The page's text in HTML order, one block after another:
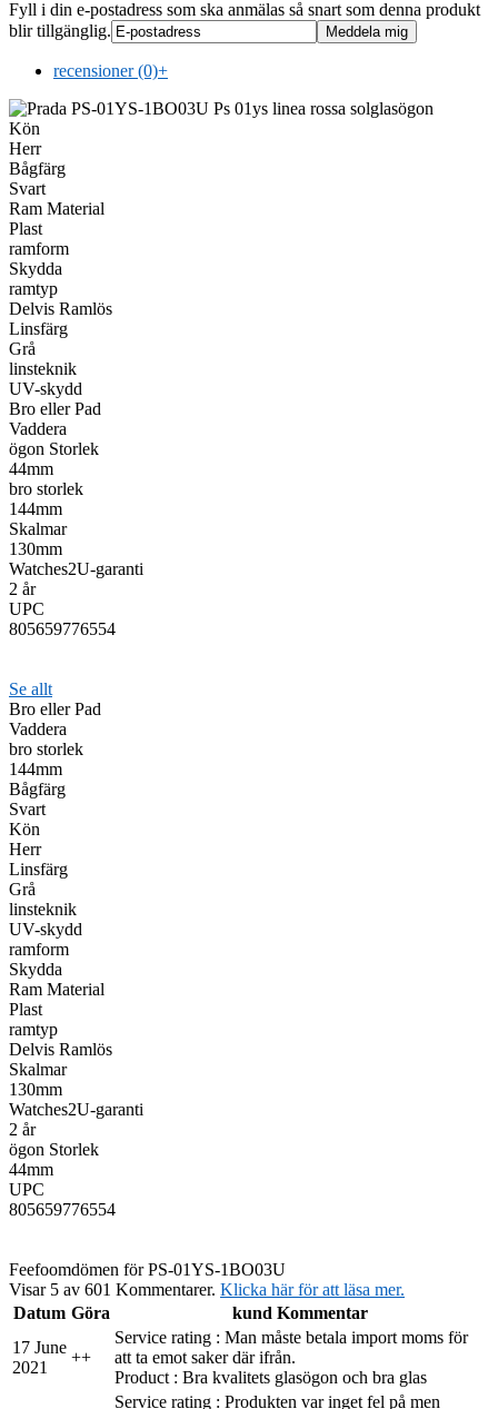
Fyll i din e-postadress som ska anmälas så snart som denna produkt
blir tillgänglig.
recensioner (0)+
Kön
Herr
Bågfärg
Svart
Ram Material
Plast
ramform
Skydda
ramtyp
Delvis Ramlös
Linsfärg
Grå
linsteknik
UV-skydd
Bro eller Pad
Vaddera
ögon Storlek
44mm
bro storlek
144mm
Skalmar
130mm
Watches2U-garanti
2 år
UPC
805659776554
Se allt
Bro eller Pad
Vaddera
bro storlek
144mm
Bågfärg
Svart
Kön
Herr
Linsfärg
Grå
linsteknik
UV-skydd
ramform
Skydda
Ram Material
Plast
ramtyp
Delvis Ramlös
Skalmar
130mm
Watches2U-garanti
2 år
ögon Storlek
44mm
UPC
805659776554
Feefoomdömen för PS-01YS-1BO03U
Visar 5 av 601 Kommentarer. Klicka här för att läsa mer.
Datum Göra
kund Kommentar
17 June
2021
++
Service rating : Man måste betala import moms för
att ta emot saker där ifrån.
Product : Bra kvalitets glasögon och bra glas
Service rating : Produkten var inget fel på men